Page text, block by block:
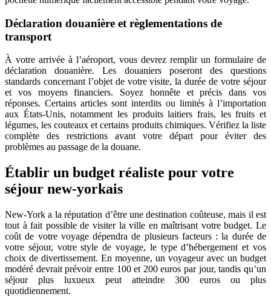
Déclaration douanière et règlementations de
transport
À votre arrivée à l’aéroport, vous devrez remplir un formulaire de
déclaration douanière. Les douaniers poseront des questions
standards concernant l’objet de votre visite, la durée de votre séjour
et vos moyens financiers. Soyez honnête et précis dans vos
réponses. Certains articles sont interdits ou limités à l’importation
aux États-Unis, notamment les produits laitiers frais, les fruits et
légumes, les couteaux et certains produits chimiques. Vérifiez la liste
complète des restrictions avant votre départ pour éviter des
problèmes au passage de la douane.
Établir un budget réaliste pour votre
séjour new-yorkais
New-York a la réputation d’être une destination coûteuse, mais il est
tout à fait possible de visiter la ville en maîtrisant votre budget. Le
coût de votre voyage dépendra de plusieurs facteurs : la durée de
votre séjour, votre style de voyage, le type d’hébergement et vos
choix de divertissement. En moyenne, un voyageur avec un budget
modéré devrait prévoir entre 100 et 200 euros par jour, tandis qu’un
séjour plus luxueux peut atteindre 300 euros ou plus
quotidiennement.